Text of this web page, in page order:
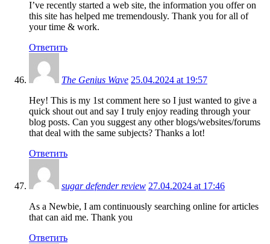
I’ve recently started a web site, the information you offer on
this site has helped me tremendously. Thank you for all of
your time & work.
Ответить
The Genius Wave 25.04.2024 at 19:57
Hey! This is my 1st comment here so I just wanted to give a
quick shout out and say I truly enjoy reading through your
blog posts. Can you suggest any other blogs/websites/forums
that deal with the same subjects? Thanks a lot!
Ответить
sugar defender review 27.04.2024 at 17:46
As a Newbie, I am continuously searching online for articles
that can aid me. Thank you
Ответить